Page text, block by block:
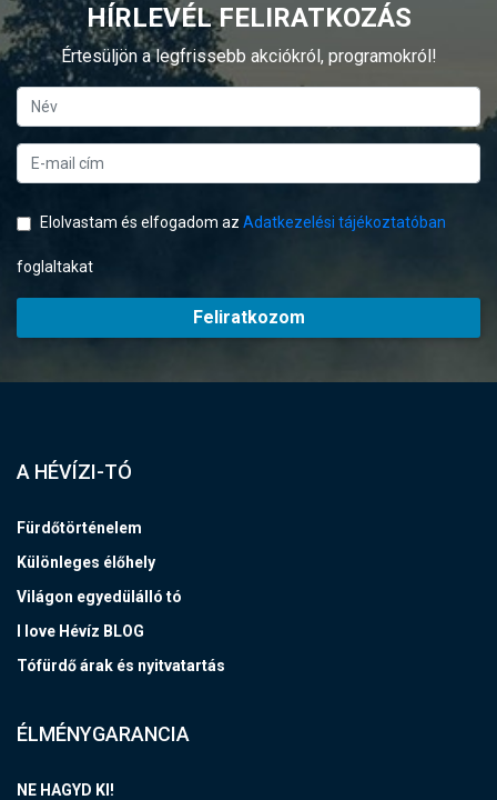
HÍRLEVÉL FELIRATKOZÁS
Értesüljön a legfrissebb akciókról, programokról!
Elolvastam és elfogadom az Adatkezelési tájékoztatóban
foglaltakat
Feliratkozom
A HÉVÍZI-TÓ
Fürdőtörténelem
Különleges élőhely
Világon egyedülálló tó
I love Hévíz BLOG
Tófürdő árak és nyitvatartás
ÉLMÉNYGARANCIA
NE HAGYD KI!